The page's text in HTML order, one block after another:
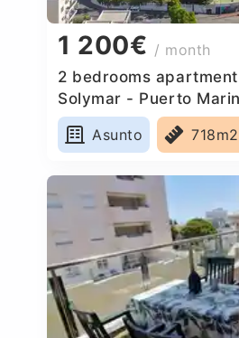
1 200€ / month
2 bedrooms
Solymar - Puerto
Asunto
718m2